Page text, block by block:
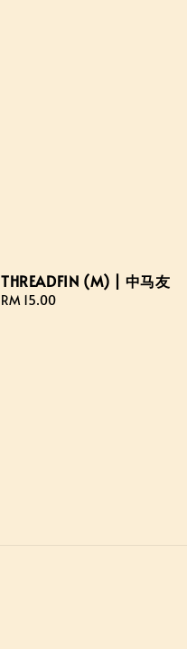
THREADFIN (M) | 中马友
Regular
RM 15.00